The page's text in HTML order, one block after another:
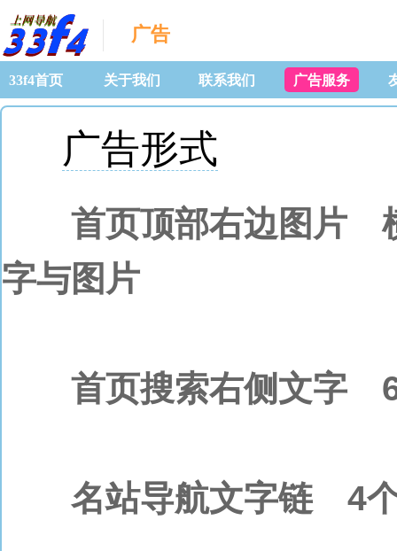
广告
33f4首页 关于我们 联系我们 广告服务
广告形式
首页顶部右边图片
字与图片
首页搜索右侧文字 6
名站导航文字链 4个